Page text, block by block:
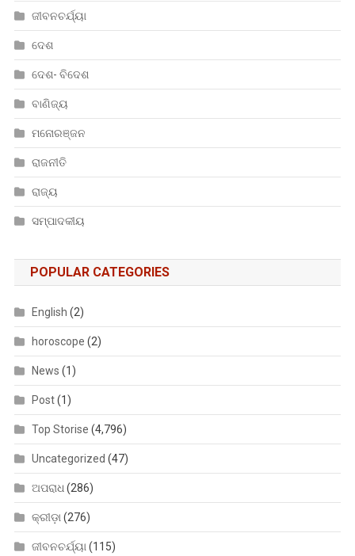
ଜୀବନଚର୍ଯ୍ୟା
ଦେଶ
ଦେଶ- ବିଦେଶ
ବାଣିଜ୍ୟ
ମନୋରଞ୍ଜନ
ରାଜନୀତି
ରାଜ୍ୟ
ସମ୍ପାଦକୀୟ
POPULAR CATEGORIES
English (2)
horoscope (2)
News (1)
Post(1)
Top Storise (4,796)
Uncategorized (47)
ଅପରାଧ (286)
କ୍ରୀଡ଼ା (276)
ଜୀବନଚର୍ଯ୍ୟା (115)